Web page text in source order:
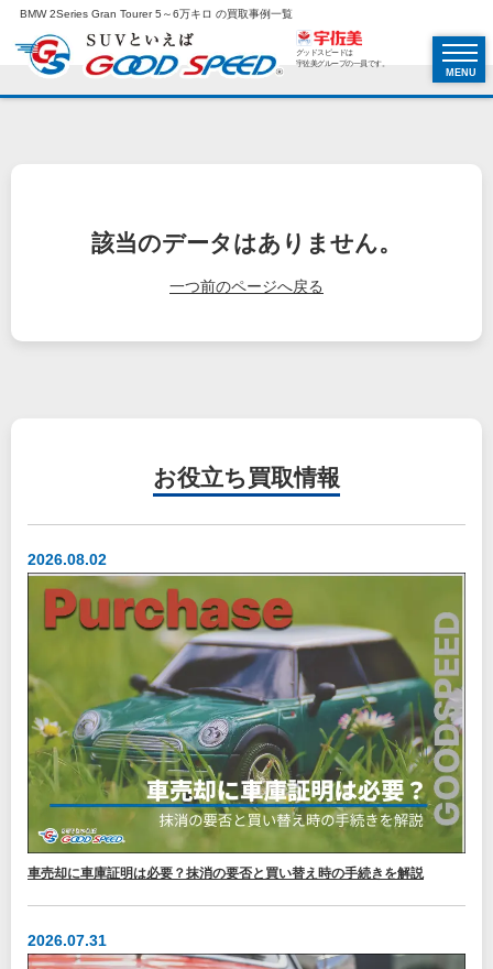
BMW 2Series Gran Tourer 5～6万キロ の買取事例一覧
グッドスピードは
宇佐美グループの一員です。
MENU
該当のデータはありません。
一つ前のページへ戻る
お役立ち 買取情報
2026.08.02
車売却に車庫証明は必要？抹消の要否と買い替え時の手続きを解説
2026.07.31